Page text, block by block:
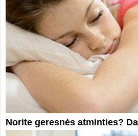
Norite geresnės atminties?